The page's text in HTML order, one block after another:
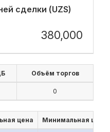
сделки (UZS)
380,000
Объём торгов
0
цена Минимальная цена